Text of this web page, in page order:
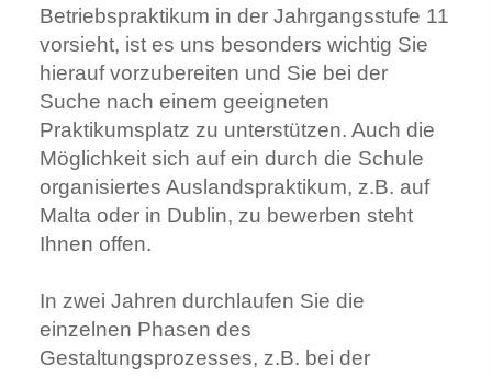
Betriebspraktikum in der Jahrgangsstufe 11
vorsieht, ist es uns besonders wichtig Sie
hierauf vorzubereiten und Sie bei der
Suche nach einem geeigneten
Praktikumsplatz zu unterstützen. Auch die
Möglichkeit sich auf ein durch die Schule
organisiertes Auslandspraktikum, z.B. auf
Malta oder in Dublin, zu bewerben steht
Ihnen offen.
In zwei Jahren durchlaufen Sie die
einzelnen Phasen des
Gestaltungsprozesses, z.B. bei der